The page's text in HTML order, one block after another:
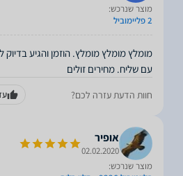
מוצר שנרכש:
2 פליימוביל
מומלץ מומלץ מומלץ. הוזמן והגיע בדיוק
עם שליח. מחירים זולים
חוות הדעת עזרה לכם?
אופיר
02.02.2020
מוצר שנרכש: